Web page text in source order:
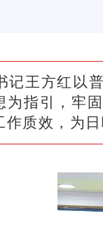
记王方红以
为指引，牢
质效，为